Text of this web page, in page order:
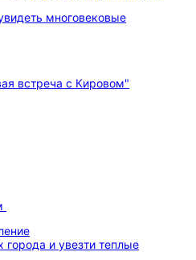
многовековые
города и увезти теплые